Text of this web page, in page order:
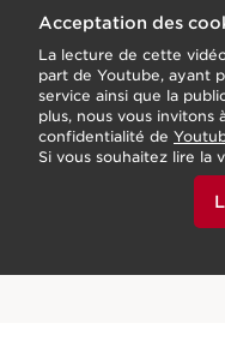
Acceptation des
La lecture de cette
part de Youtube, ayant
service ainsi que la
plus, nous vous invitons
confidentialité de
Si vous souhaitez lire la
accord en cliquant ci-